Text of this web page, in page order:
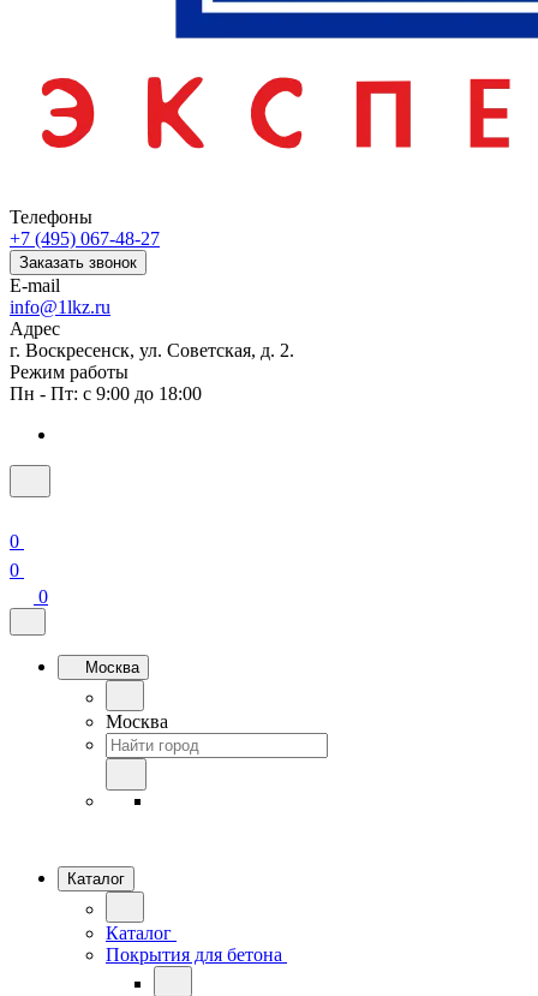
Телефоны
+7 (495) 067-48-27
Заказать звонок
E-mail
info@1lkz.ru
Адрес
г. Воскресенск, ул. Советская, д. 2.
Режим работы
Пн - Пт: с 9:00 до 18:00
0
0
0
Москва
Москва
Каталог
Каталог
Покрытия для бетона